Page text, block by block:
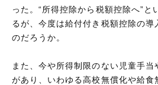
った。“所得控除から税額控除へ”と
るが、今度は給付付き税額控除の導
のだろうか。
また、今や所得制限のない児童手当
があり、いわゆる高校無償化や給食